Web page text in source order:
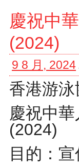
慶祝中
(2024)
9 8 月, 2024
香港游
慶祝中
(2024)
目的：